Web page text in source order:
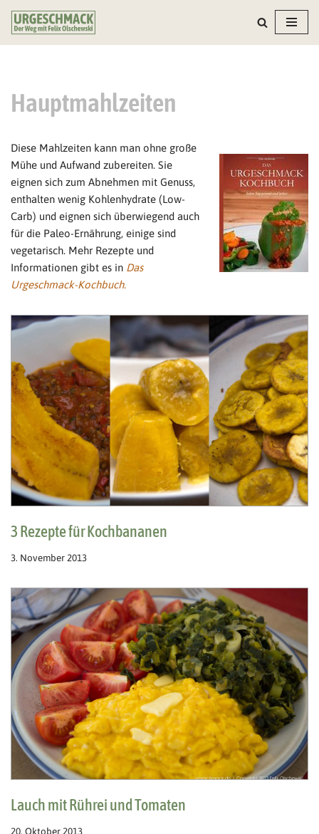
Zum
Hauptmahlzeiten
Diese Mahlzeiten kann man ohne große
Mühe und Aufwand zubereiten. Sie
eignen sich zum Abnehmen mit Genuss,
enthalten wenig Kohlenhydrate (Low-
Carb) und eignen sich überwiegend auch
für die Paleo-Ernährung, einige sind
vegetarisch. Mehr Rezepte und
Informationen gibt es in Das
Urgeschmack-Kochbuch.
3 Rezepte für Kochbananen
3. November 2013
Lauch mit Rührei und Tomaten
20. Oktober 2013